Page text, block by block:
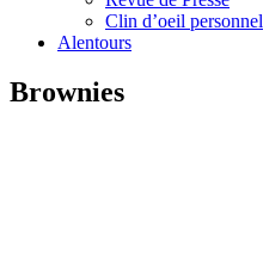
Clin d’oeil personnel
Alentours
Brownies